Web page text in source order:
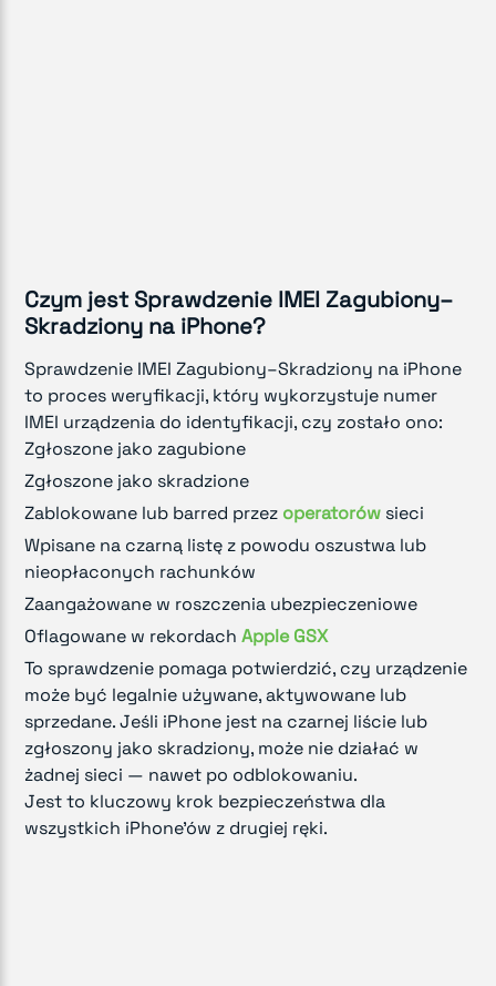
Czym jest Sprawdzenie IMEI Zagubiony–
Skradziony na iPhone?
Sprawdzenie IMEI Zagubiony–Skradziony na iPhone
to proces weryfikacji, który wykorzystuje numer
IMEI urządzenia do identyfikacji, czy zostało ono:
Zgłoszone jako zagubione
Zgłoszone jako skradzione
Zablokowane lub barred przez operatorów sieci
Wpisane na czarną listę z powodu oszustwa lub
nieopłaconych rachunków
Zaangażowane w roszczenia ubezpieczeniowe
Oflagowane w rekordach Apple GSX
To sprawdzenie pomaga potwierdzić, czy urządzenie
może być legalnie używane, aktywowane lub
sprzedane. Jeśli iPhone jest na czarnej liście lub
zgłoszony jako skradziony, może nie działać w
żadnej sieci — nawet po odblokowaniu.
Jest to kluczowy krok bezpieczeństwa dla
wszystkich iPhone'ów z drugiej ręki.